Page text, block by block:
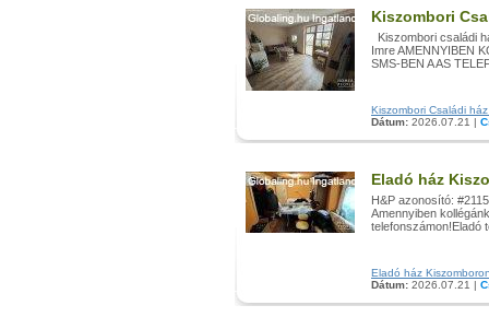
Kiszombori
Kiszombori családi
Imre AMENNYIBEN
SMS-BEN A AS
Kiszombori Családi
Dátum: 2026.07.21 |
Eladó ház
H&P azonosító:
Amennyiben
telefonszámon!Eladó
Eladó ház
Dátum: 2026.07.21 |